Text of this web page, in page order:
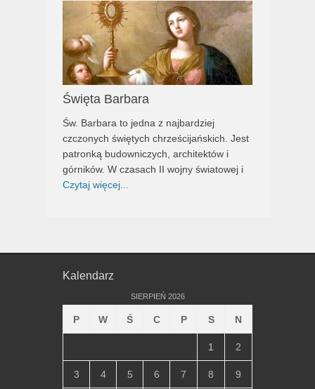
Święta Barbara
Św. Barbara to jedna z najbardziej
czczonych świętych chrześcijańskich. Jest
patronką budowniczych, architektów i
górników. W czasach II wojny światowej i
Czytaj więcej...
Kalendarz
SIERPIEŃ 2026
P W Ś C P S N
1 2
3 4 5 6 7 8 9